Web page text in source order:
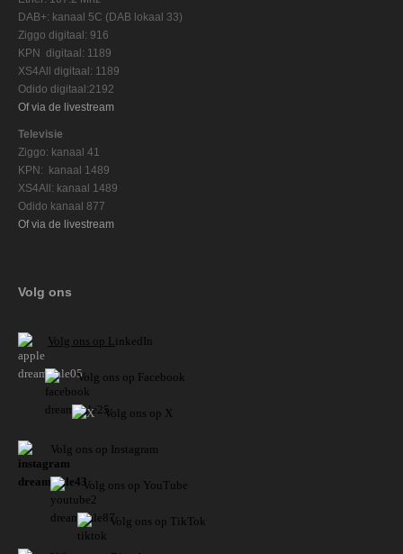
DAB+: kanaal 5C (DAB lokaal 33)
Ziggo digitaal: 916
KPN digitaal: 1189
XS4All digitaal: 1189
Odido digitaal:2192
Of via de livestream
Televisie
Ziggo: kanaal 41
KPN: kanaal 1489
XS4All: kanaal 1489
Odido kanaal 877
Of via de livestream
Volg ons
Volg ons op L inkedIn
Volg ons op Facebook
Volg ons op X
Volg ons op Instagram
Volg ons op YouTube
Volg ons op TikTok